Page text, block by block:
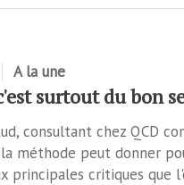
A la une
surtout du bon
consultant chez QCD
méthode peut donner
principales critiques que